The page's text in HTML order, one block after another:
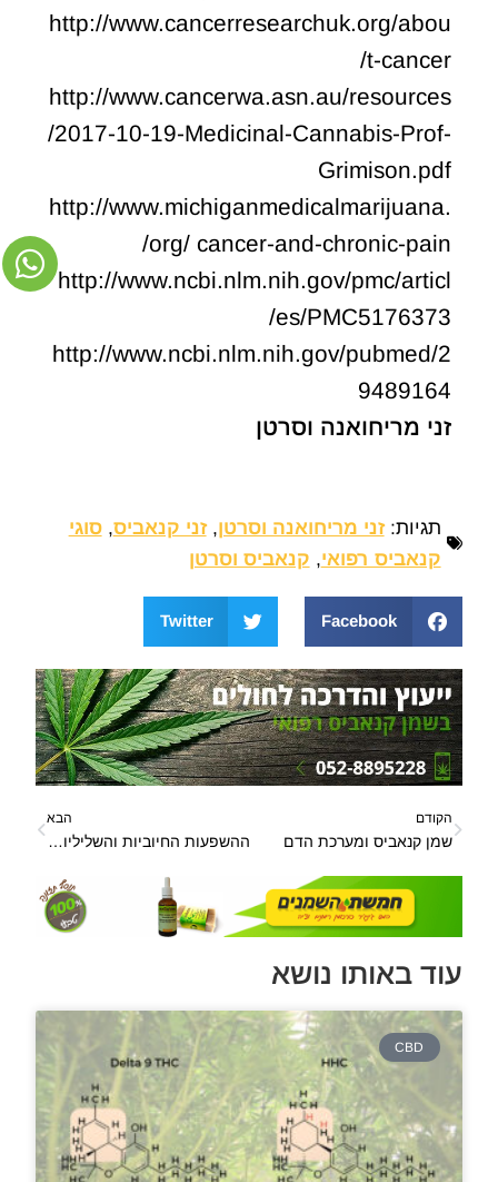
http://www.cancerresearchuk.org/abou
t-cancer/
http://www.cancerwa.asn.au/resources
/2017-10-19-Medicinal-Cannabis-Prof-
Grimison.pdf
http://www.michiganmedicalmarijuana.
org/ cancer-and-chronic-pain/
http://www.ncbi.nlm.nih.gov/pmc/articl
es/PMC5176373/
http://www.ncbi.nlm.nih.gov/pubmed/2
9489164
זני מריחואנה וסרטן
תגיות: זני מריחואנה וסרטן,זני קנאביס,סוגי
קנאביס רפואי, קנאביס וסרטן
Facebook
Twitter
הקודם
שמן קנאביס ומערכת הדם
הבא
ההשפעות החיוביות והשליליות של קנאביס וקניבואידים על בריאותנו, התפתחויות מדעיות
עוד באותו נושא
CBD